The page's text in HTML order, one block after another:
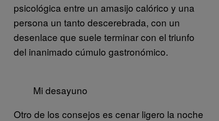
psicológica entre un amasijo calórico y una
persona un tanto descerebrada, con un
desenlace que suele terminar con el triunfo
del inanimado cúmulo gastronómico.
Mi desayuno
Otro de los consejos es cenar ligero la noche